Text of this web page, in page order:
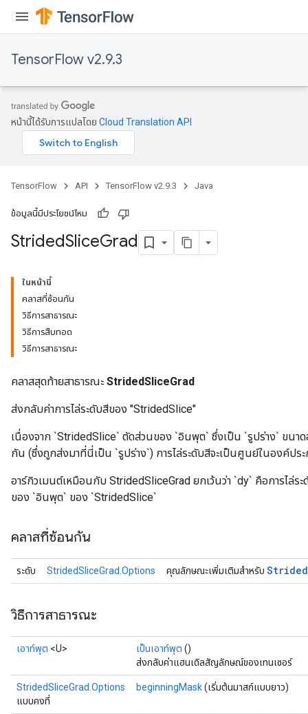
TensorFlow v2.9.3
หน้านี้ได้รับการแปลโดย Cloud Translation API
TensorFlow API TensorFlow v2.9.3 Java
ข้อมูลนี้มีประโยชน์ไหม
StridedSliceGrad
ในหน้านี้
คลาสที่ซ้อนกัน
วิธีการสาธารณะ
วิธีการสืบทอด
วิธีการสาธารณะ
คลาสสุดท้ายสาธารณะStridedSliceGrad
ส่งกลับค่าการไล่ระดับสีของ "StridedSlice"
เนื่องจาก `StridedSlice` ตัดส่วนของ `อินพุต` ซึ่งเป็น `รูปร่าง` ขนา
กัน (ซึ่งถูกส่งมาที่นี่เป็น `รูปร่าง`) การไล่ระดับสีจะเป็นศูนย์ในองค์ปร
อาร์กิวเมนต์เหมือนกับ StridedSliceGrad ยกเว้นว่า `dy` คือการไล่
ของ `อินพุต` ของ `StridedSlice`
คลาสที่ซ้อนกัน
ระดับ StridedSliceGrad.Options คุณลักษณะเพิ่มเติมสำหรับ Strided
วิธีการสาธารณะ
เอาท์พุต <U> เป็นเอาท์พุต ()
ส่งกลับค่าแฮนเดิลสัญลักษณ์ของเทนเซอร์
StridedSliceGrad.Options
แบบคงที่
beginningMask(เริ่มต้นมาสก์แบบยาว)